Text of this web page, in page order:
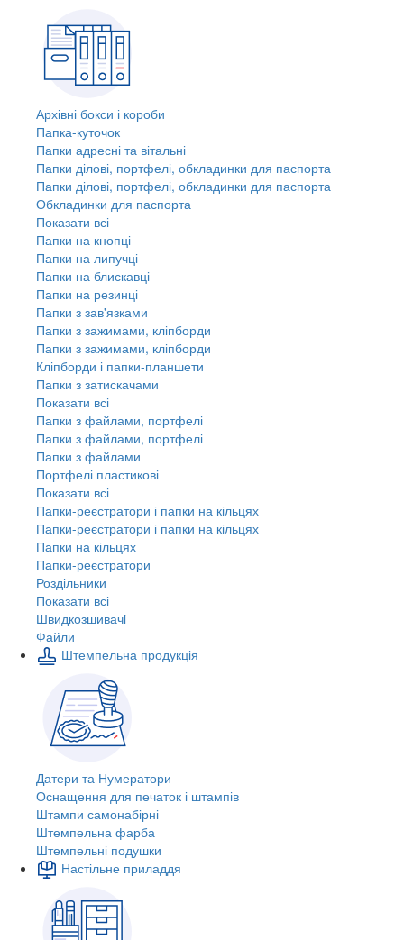
Архівні бокси і короби
Папка-куточок
Папки адресні та вітальні
Папки ділові, портфелі, обкладинки для паспорта
Папки ділові, портфелі, обкладинки для паспорта
Обкладинки для паспорта
Показати всі
Папки на кнопці
Папки на липучці
Папки на блискавці
Папки на резинці
Папки з зав'язками
Папки з зажимами, кліпборди
Папки з зажимами, кліпборди
Кліпборди і папки-планшети
Папки з затискачами
Показати всі
Папки з файлами, портфелі
Папки з файлами, портфелі
Папки з файлами
Портфелі пластикові
Показати всі
Папки-реєстратори і папки на кільцях
Папки-реєстратори і папки на кільцях
Папки на кільцях
Папки-реєстратори
Роздільники
Показати всі
Швидкозшивачi
Файли
Штемпельна продукція
Датери та Нумератори
Оснащення для печаток і штампів
Штампи самонабірні
Штемпельна фарба
Штемпельні подушки
Настільне приладдя